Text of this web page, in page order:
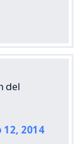
del
12, 2014